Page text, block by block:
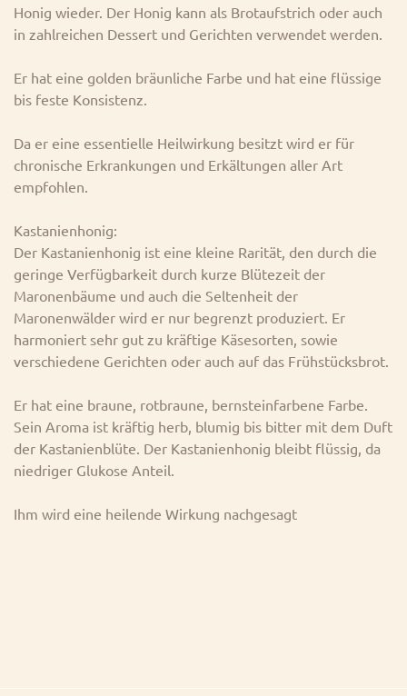
Honig wieder. Der Honig kann als Brotaufstrich oder auch
in zahlreichen Dessert und Gerichten verwendet werden.
Er hat eine golden bräunliche Farbe und hat eine flüssige
bis feste Konsistenz.
Da er eine essentielle Heilwirkung besitzt wird er für
chronische Erkrankungen und Erkältungen aller Art
empfohlen.
Kastanienhonig:
Der Kastanienhonig ist eine kleine Rarität, den durch die
geringe Verfügbarkeit durch kurze Blütezeit der
Maronenbäume und auch die Seltenheit der
Maronenwälder wird er nur begrenzt produziert. Er
harmoniert sehr gut zu kräftige Käsesorten, sowie
verschiedene Gerichten oder auch auf das Frühstücksbrot.
Er hat eine braune, rotbraune, bernsteinfarbene Farbe.
Sein Aroma ist kräftig herb, blumig bis bitter mit dem Duft
der Kastanienblüte. Der Kastanienhonig bleibt flüssig, da
niedriger Glukose Anteil.
Ihm wird eine heilende Wirkung nachgesagt